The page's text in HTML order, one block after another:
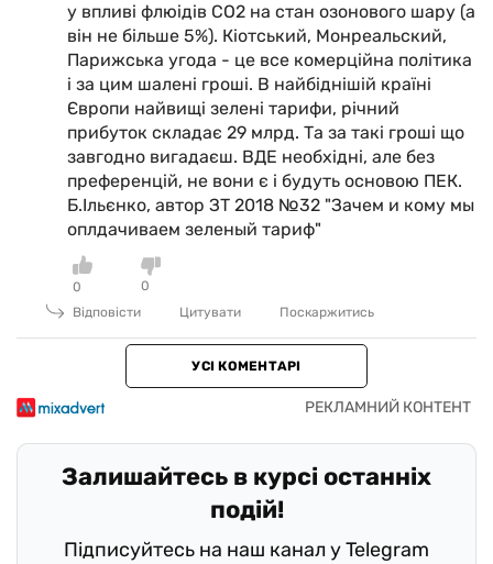
у впливі флюідів СО2 на стан озонового шару (а
він не більше 5%). Кіотський, Монреальский,
Парижська угода - це все комерційна політика
і за цим шалені гроші. В найбіднішій країні
Європи найвищі зелені тарифи, річний
прибуток складає 29 млрд. Та за такі гроші що
завгодно вигадаєш. ВДЕ необхідні, але без
преференцій, не вони є і будуть основою ПЕК.
Б.Ільєнко, автор ЗТ 2018 №32 "Зачем и кому мы
оплдачиваем зеленый тариф"
0
0
Відповісти
Цитувати Поскаржитись
УСІ КОМЕНТАРІ
Залишайтесь в курсі останніх
подій!
Підписуйтесь на наш канал у Telegram